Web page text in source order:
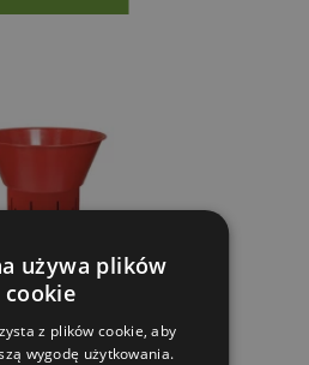
używa plików
cookie
z plików cookie, aby
wygodę użytkowania.